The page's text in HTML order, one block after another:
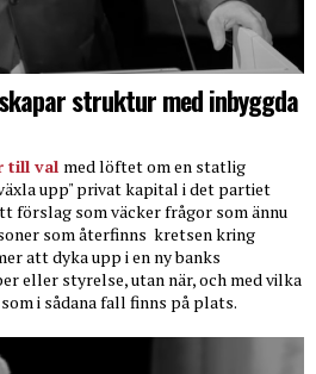
struktur med inbyggda
till val med löftet om en statlig
upp" privat kapital i det partiet
förslag som väcker frågor som ännu
som återfinns kretsen kring
att dyka upp i en ny banks
eller styrelse, utan när, och med vilka
i sådana fall finns på plats.